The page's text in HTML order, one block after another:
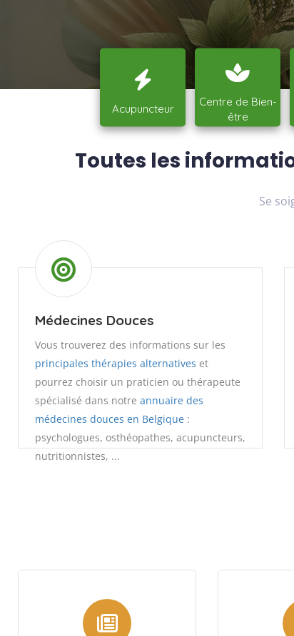
Acupuncteur
Centre de Bien-
être
Toutes les
Se
Médecines Douces
Vous trouverez des informations sur les
principales thérapies alternatives et
pourrez choisir un praticien ou thérapeute
spécialisé dans notre annuaire des
médecines douces en Belgique :
psychologues, osthéopathes, acupuncteurs,
nutritionnistes, ...